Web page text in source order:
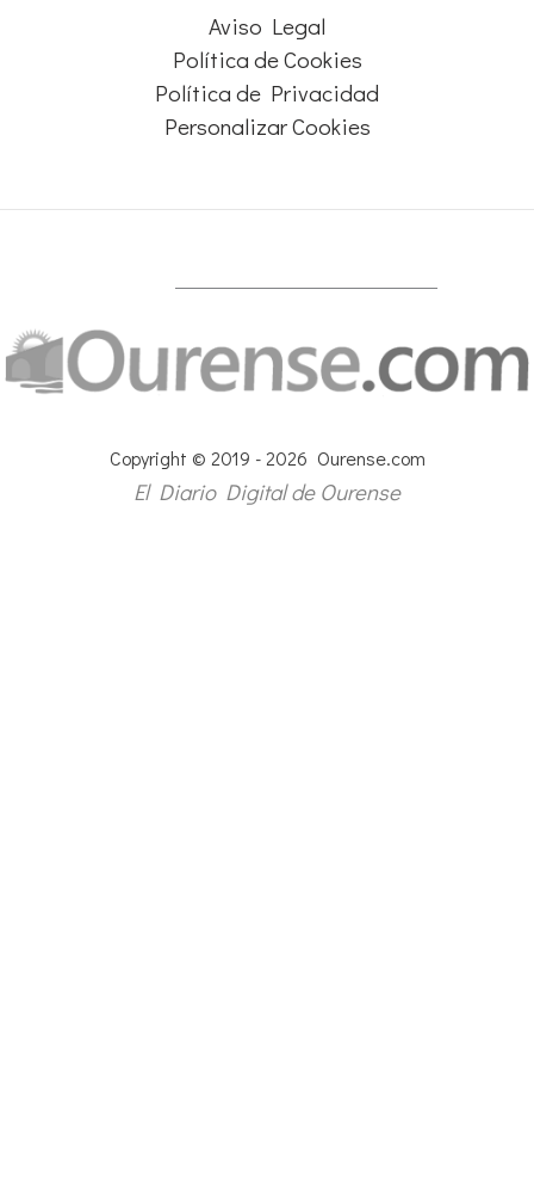
Aviso Legal
Política de Cookies
Política de Privacidad
Personalizar Cookies
Copyright © 2019 - 2026 Ourense.com
El Diario Digital de Ourense